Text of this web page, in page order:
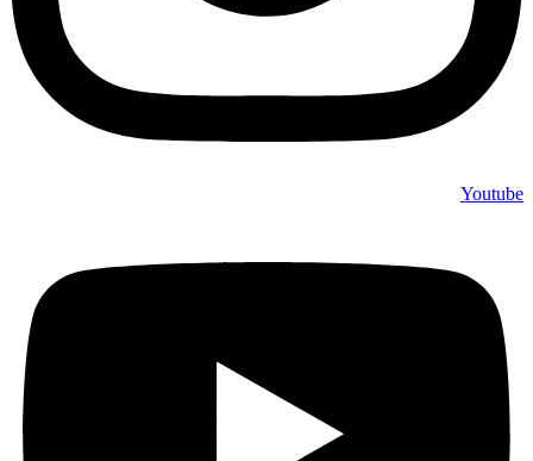
Youtube